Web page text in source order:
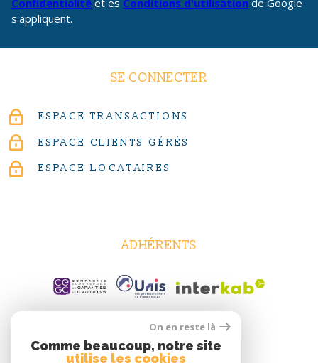
Confidentialité et es Conditions d'utilisation de Google
s'appliquent.
SE CONNECTER
ESPACE TRANSACTIONS
ESPACE CLIENTS GÉRÉS
ESPACE LOCATAIRES
ADHÉRENTS
On en reste là
Comme beaucoup, notre site
utilise les cookies